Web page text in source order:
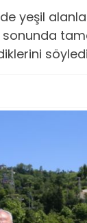
yeşil
sonunda